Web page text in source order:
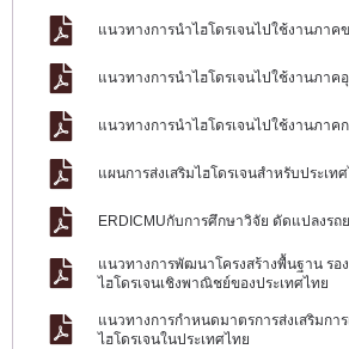
แนวทางการนำไฮโดรเจนไปใช้งานภาค
แนวทางการนำไฮโดรเจนไปใช้งานภาค
แนวทางการนำไฮโดรเจนไปใช้งานภาค
แผนการส่งเสริมไฮโดรเจนสำหรับประเท
ERDICMUกับการศึกษาวิจัย ดัดแปลงร
แนวทางการพัฒนาโครงสร้างพื้นฐาน รอ
ไฮโดรเจนเชิงพาณิชย์ของประเทศไทย
แนวทางการกำหนดมาตรการส่งเสริมกา
ไฮโดรเจนในประเทศไทย